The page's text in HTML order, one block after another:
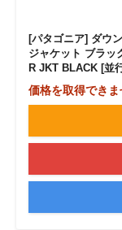
[パタゴニア] ダウ
ジャケット ブラッ
R JKT BLACK [並
価格を取得できま